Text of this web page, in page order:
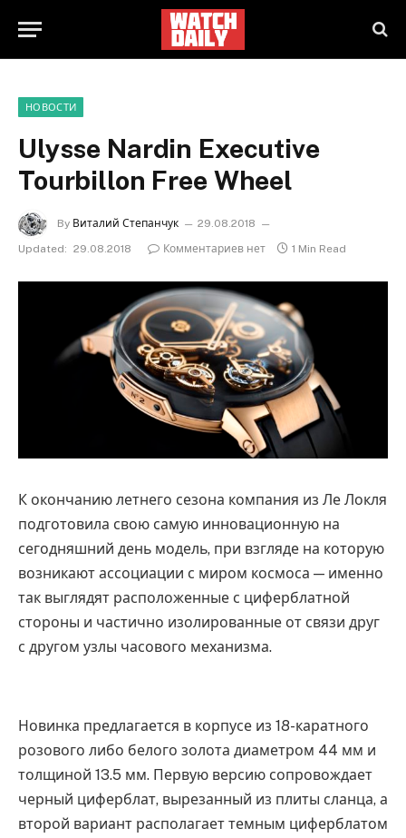
НОВОСТИ
Ulysse Nardin Executive
Tourbillon Free Wheel
By Виталий Степанчук
29.08.2018
Updated: 29.08.2018 Комментариев нет 1 Min Read
К окончанию летнего сезона компания из Ле Локля
подготовила свою самую инновационную на
сегодняшний день модель, при взгляде на которую
возникают ассоциации с миром космоса — именно
так выглядят расположенные с циферблатной
стороны и частично изолированные от связи друг
с другом узлы часового механизма.
Новинка предлагается в корпусе из 18-каратного
розового либо белого золота диаметром 44 мм и
толщиной 13.5 мм. Первую версию сопровождает
черный циферблат, вырезанный из плиты сланца, а
второй вариант располагает темным циферблатом